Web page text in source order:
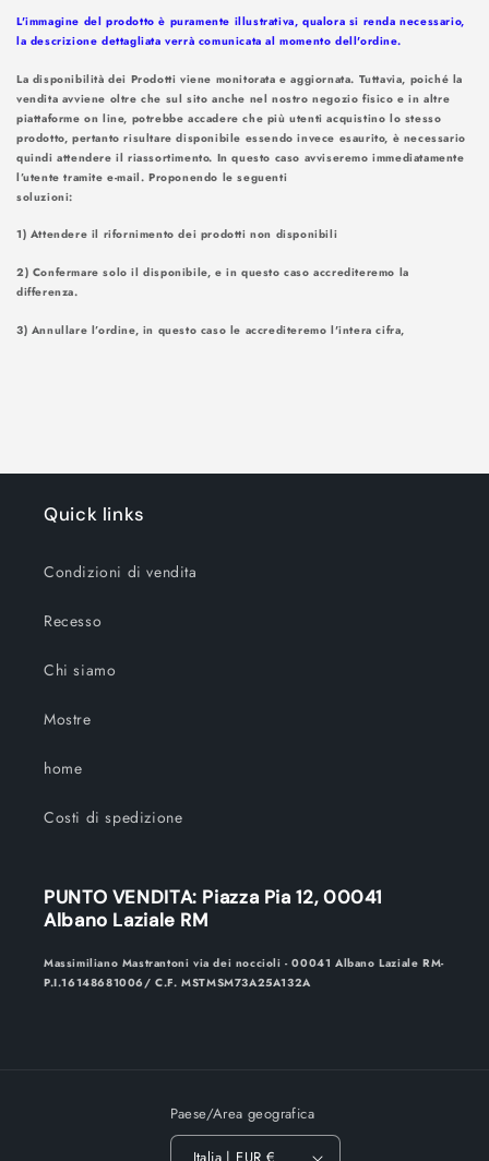
L'immagine del prodotto è puramente illustrativa, qualora si renda necessario,
la descrizione dettagliata verrà comunicata al momento dell'ordine.
La disponibilità dei Prodotti viene monitorata e aggiornata. Tuttavia, poiché la
vendita avviene oltre che sul sito anche nel nostro negozio fisico e in altre
piattaforme on line, potrebbe accadere che più utenti acquistino lo stesso
prodotto, pertanto risultare disponibile essendo invece esaurito, è necessario
quindi attendere il riassortimento. In questo caso avviseremo immediatamente
l’utente tramite e-mail. Proponendo le seguenti
1) Attendere il rifornimento dei prodotti non disponibili
2) Confermare solo il disponibile, e in questo caso accrediteremo la
differenza.
3) Annullare l’ordine, in questo caso le accrediteremo l'intera cifra,
Quick links
Condizioni di vendita
Recesso
Chi siamo
Mostre
home
Costi di spedizione
PUNTO VENDITA: Piazza Pia 12, 00041
Albano Laziale RM
Massimiliano Mastrantoni via dei noccioli - 00041 Albano Laziale RM-
P.I.16148681006/ C.F. MSTMSM73A25A132A
Paese/Area geografica